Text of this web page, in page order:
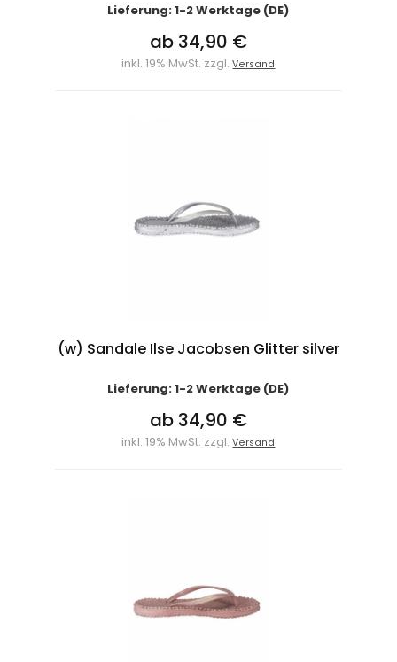
Lieferung: 1-2 Werktage (DE)
ab 34,90 €
inkl. 19% MwSt. zzgl.Versand
(w) Sandale Ilse Jacobsen Glitter silver
Lieferung: 1-2 Werktage (DE)
ab 34,90 €
inkl. 19% MwSt. zzgl.Versand